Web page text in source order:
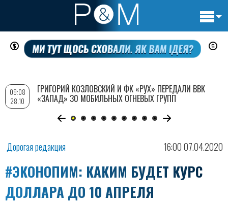
Перейти
содержанию
Дорогая редакция 16:00 07.04.2020
#ЭКОНОПИМ: КАКИМ БУДЕТ КУРС
ДОЛЛАРА ДО 10 АПРЕЛЯ
09:08
28.10
ГРИГОРИЙ КОЗЛОВСКИЙ И ФК «РУХ» ПЕРЕДАЛИ ВВК
«ЗАПАД» 30 МОБИЛЬНЫХ ОГНЕВЫХ ГРУПП